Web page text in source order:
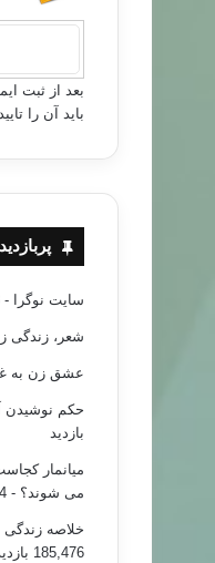
بعد از ثبت
باید آن را
سایت نوگرا - 823,858 بازدید
شعر، زندگی
عشق زن به
حکم نوشیدن
بازدید
میانمار
می شوند؟ - 196,144 بازدید
خلاصه
185,476 بازدید